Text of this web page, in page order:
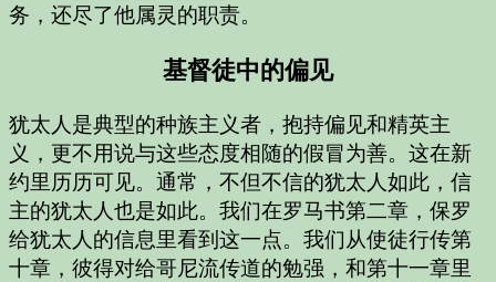
务，还尽了他属灵的职责。
基督徒中的偏见
犹太人是典型的种族主义者，抱持偏见和精英主
义，更不用说与这些态度相随的假冒为善。这在新
约里历历可见。通常，不但不信的犹太人如此，信
主的犹太人也是如此。我们在罗马书第二章，保罗
给犹太人的信息里看到这一点。我们从使徒行传第
十章，彼得对给哥尼流传道的勉强，和第十一章里